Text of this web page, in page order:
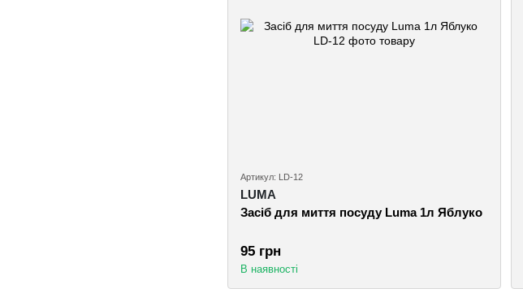
Артикул: LD-12
LUMA
Засіб для миття посуду Luma 1л Яблуко
95 грн
В наявності